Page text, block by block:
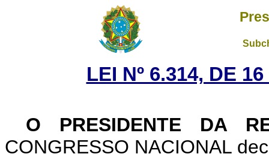
LEI Nº 6.314, DE
O PRESIDENTE DA
CONGRESSO NACIONAL